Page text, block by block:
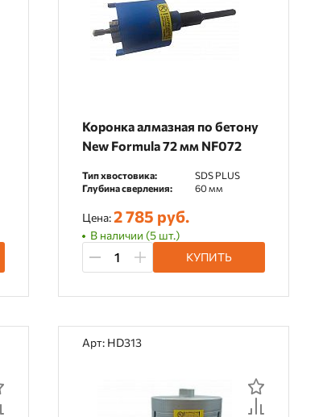
Коронка алмазная по бетону
New Formula 72 мм NF072
Тип хвостовика:
SDS PLUS
Глубина сверления:
60 мм
Цена:2 785 руб.
В наличии (5 шт.)
КУПИТЬ
Арт: HD313